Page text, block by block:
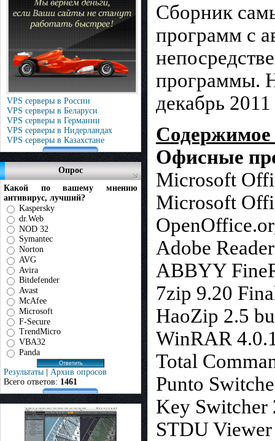
VPS серверы в России
VPS серверы в Беларуси
VPS серверы в Германии
VPS серверы в Нидерландах
VPS серверы в Казахстане
Опрос
Какой по вашему мнению
антивирус, лучший?
Kaspersky
dr.Web
NOD 32
Symantec
Norton
AVG
Avira
Bitdefender
Avast
McAfee
Microsoft
F-Secure
TrendMicro
VBA32
Panda
Результаты | Архив опросов
Всего ответов: 1461
Сборник
программ с
программы.
декабрь
Содержимое
Офисные
Microsoft
Microsoft
Adobe
ABBYY
7zip 9.20
HaoZip 2.5
WinRAR
Total
Punto
Key Switcher
STDU